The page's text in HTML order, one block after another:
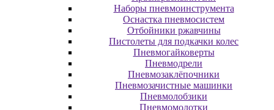
Наборы пневмоинструмента
Оснастка пневмосистем
Отбойники ржавчины
Пистолеты для подкачки колес
Пневмогайковерты
Пневмодрели
Пневмозаклёпочники
Пневмозачистные машинки
Пневмолобзики
Пневмомолотки